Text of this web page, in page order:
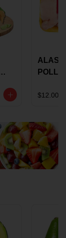
ALAS
POLLO
$12.000